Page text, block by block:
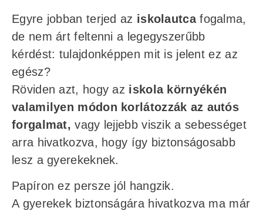
Egyre jobban terjed az iskolautcafogalma,
de nem árt feltenni a legegyszerűbb
kérdést: tulajdonképpen mit is jelent ez az
egész?
Röviden azt, hogy az iskola környékén
valamilyen módon korlátozzák az autós
forgalmat,vagy lejjebb viszik a sebességet
arra hivatkozva, hogy így biztonságosabb
lesz a gyerekeknek.
Papíron ez persze jól hangzik.
A gyerekek biztonságára hivatkozva ma már